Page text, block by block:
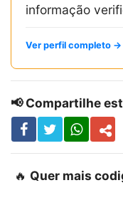
informação
Ver perfil completo →
📢 Compartilhe
🔥 Quer mais